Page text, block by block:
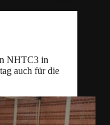
NHTC3 in
auch für die